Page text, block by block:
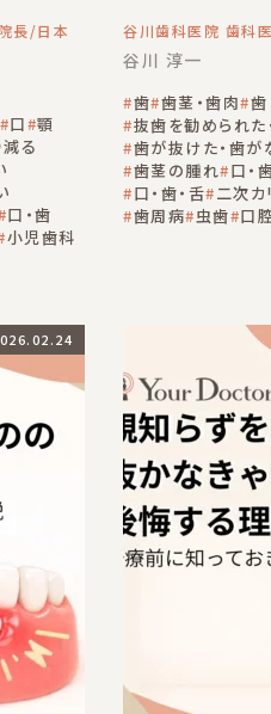
長/日本
口 顎
る
口・歯
小児歯科
解説
谷川歯科医院 歯科
谷川 淳一
歯 歯茎・歯肉 歯
抜歯を勧められた
歯が抜けた・歯が
歯茎の腫れ 口・
口・歯・舌 二次カ
歯周病 虫歯 口